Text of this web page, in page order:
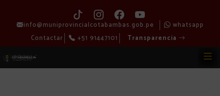
info@muniprovincialcotabambas.gob.pe
whatsapp
Contactar
+51 91447101 Transparencia